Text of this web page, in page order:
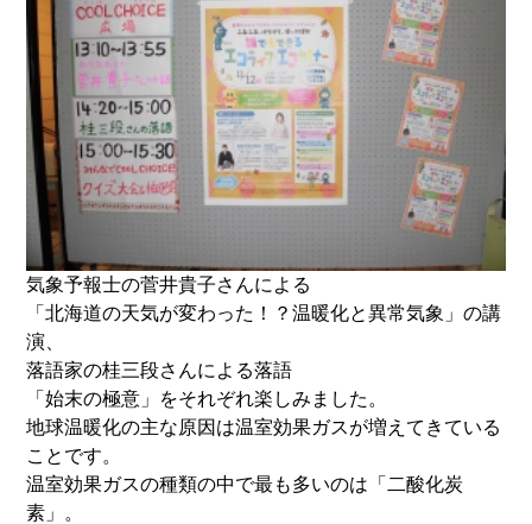
気象予報士の菅井貴子さんによる
「北海道の天気が変わった！？温暖化と異常気象」の講
演、
落語家の桂三段さんによる落語
「始末の極意」をそれぞれ楽しみました。
地球温暖化の主な原因は温室効果ガスが増えてきている
ことです。
温室効果ガスの種類の中で最も多いのは「二酸化炭
素」。